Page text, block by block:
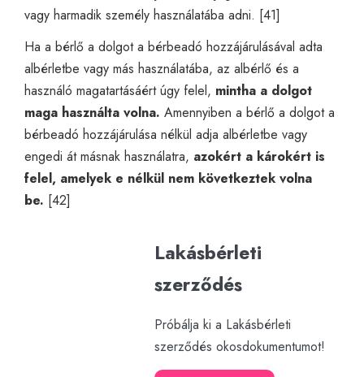
vagy harmadik személy használatába adni. [41]
Ha a bérlő a dolgot a bérbeadó hozzájárulásával adta
albérletbe vagy más használatába, az albérlő és a
használó magatartásáért úgy felel, mintha a dolgot
maga használta volna. Amennyiben a bérlő a dolgot a
bérbeadó hozzájárulása nélkül adja albérletbe vagy
engedi át másnak használatra, azokért a károkért is
felel, amelyek e nélkül nem következtek volna
be. [42]
Lakásbérleti
szerződés
Próbálja ki a Lakásbérleti
szerződés okosdokumentumot!